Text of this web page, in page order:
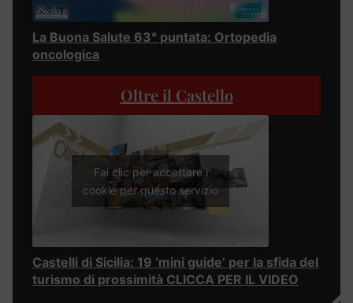
La Buona Salute 63° puntata: Ortopedia
oncologica
Oltre il Castello
Fai clic per accettare i
cookie per questo servizio
Castelli di Sicilia: 19 ‘mini guide’ per la sfida del
turismo di prossimità CLICCA PER IL VIDEO